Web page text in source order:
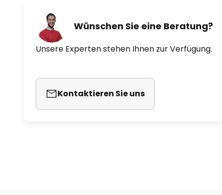
erscheinen. Die selbst
Geltung. Die neuartigen Stoffe
Alternativen bei.
Wünschen Sie eine Beratung?
Unsere Experten stehen Ihnen zur Verfügung.
Kontaktieren Sie uns